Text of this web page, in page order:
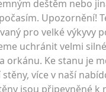
deštěm nebo
Upozornění!
pro velké výkyvy
uchránit velmi
orkánu. Ke stanu je
více v naší
jsou připevněné k